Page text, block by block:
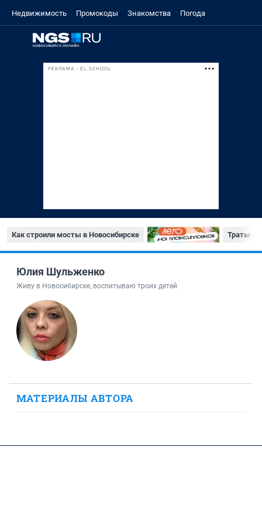
Недвижимость Промокоды Знакомства Погода
РЕКЛАМА • EL.SCHOOL
Как строили мосты в Новосибирске Траты на
Юлия Шульженко
Живу в Новосибирске, воспитываю троих детей
МАТЕРИАЛЫ АВТОРА